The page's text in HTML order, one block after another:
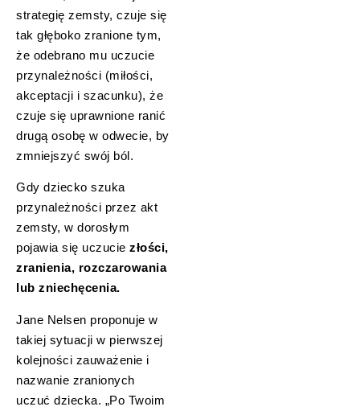
strategię zemsty, czuje się
tak głęboko zranione tym,
że odebrano mu uczucie
przynależności (miłości,
akceptacji i szacunku), że
czuje się uprawnione ranić
drugą osobę w odwecie, by
zmniejszyć swój ból.
Gdy dziecko szuka
przynależności przez akt
zemsty, w dorosłym
pojawia się uczucie złości,
zranienia, rozczarowania
lub zniechęcenia.
Jane Nelsen proponuje w
takiej sytuacji w pierwszej
kolejności zauważenie i
nazwanie zranionych
uczuć dziecka. „Po Twoim